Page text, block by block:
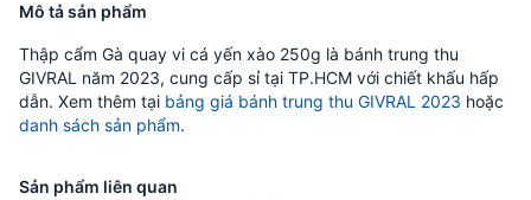
Mô tả sản phẩm
Thập cẩm Gà quay vi cá yến xào 250g là bánh trung thu
GIVRAL năm 2023, cung cấp sỉ tại TP.HCM với chiết khấu hấp
dẫn. Xem thêm tại bảng giá bánh trung thu GIVRAL 2023 hoặc
danh sách sản phẩm.
Sản phẩm liên quan